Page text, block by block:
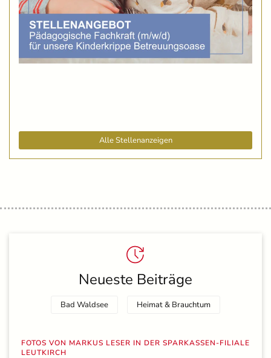
Alle Stellenanzeigen
Neueste Beiträge
Bad Waldsee Heimat & Brauchtum
FOTOS VON MARKUS LESER IN DER SPARKASSEN-FILIALE
LEUTKIRCH